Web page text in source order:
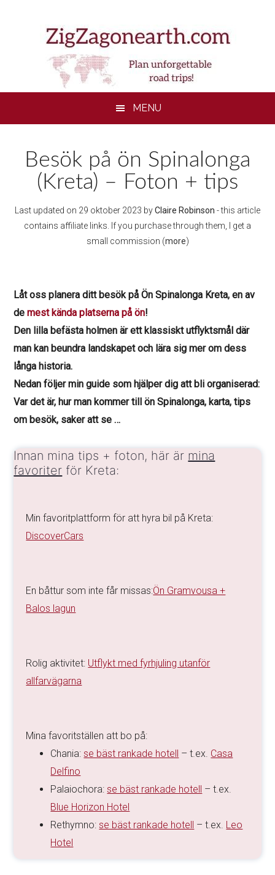
MENU
Besök på ön Spinalonga
(Kreta) – Foton + tips
Last updated on 29 oktober 2023 byClaire Robinson - this article
contains affiliate links. If you purchase through them, I get a
small commission (more)
Låt oss planera ditt besök på Ön Spinalonga Kreta, en av
demest kända platserna på ön!
Den lilla befästa holmen är ett klassiskt utflyktsmål där
man kan beundra landskapet och lära sig mer om dess
långa historia.
Nedan följer min guide som hjälper dig att bli organiserad:
Var det är, hur man kommer till ön Spinalonga, karta, tips
om besök, saker att se …
Innan mina tips + foton, här är mina
favoriter för Kreta:
Min favoritplattform för att hyra bil på Kreta:
DiscoverCars
En båttur som inte får missas:Ön Gramvousa +
Balos lagun
Rolig aktivitet: Utflykt med fyrhjuling utanför
allfarvägarna
Mina favoritställen att bo på:
Chania:se bäst rankade hotell – t.ex. Casa
Delfino
Palaiochora:se bäst rankade hotell
– t.ex.
Blue Horizon Hotel
Rethymno:se bäst rankade hotell – t.ex. Leo
Hotel